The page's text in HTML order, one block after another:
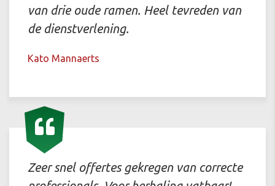
van drie oude ramen. Heel tevreden van
de dienstverlening.
Kato Mannaerts
Zeer snel offertes gekregen van correcte